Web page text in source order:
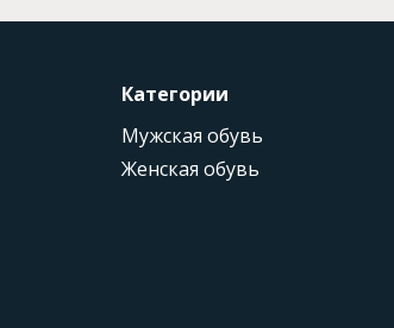
Категории
Мужская обувь
Женская обувь